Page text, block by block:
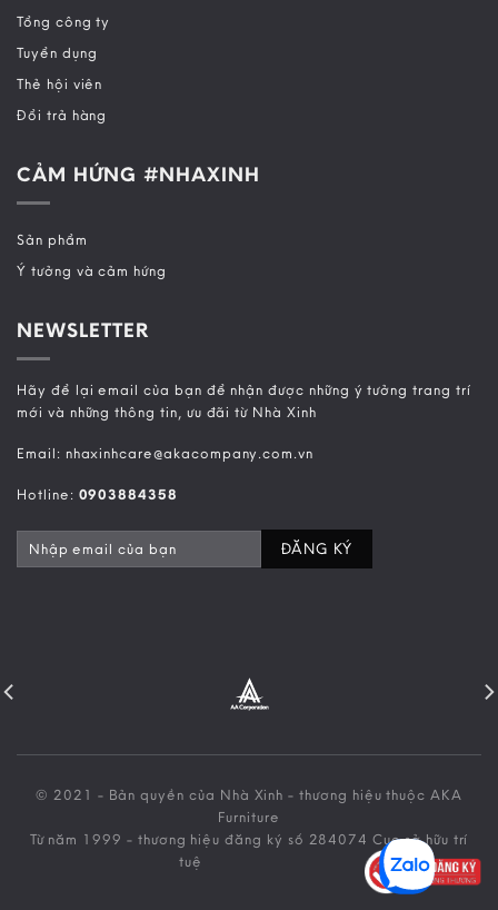
Tổng công ty
Tuyển dụng
Thẻ hội viên
Đổi trả hàng
CẢM HỨNG #NHAXINH
Sản phẩm
Ý tưởng và cảm hứng
NEWSLETTER
Hãy để lại email của bạn để nhận được những ý tưởng trang trí
mới và những thông tin, ưu đãi từ Nhà Xinh
Email: nhaxinhcare@akacompany.com.vn
Hotline: 0903884358
© 2021 - Bản quyền của Nhà Xinh - thương hiệu thuộc AKA
Furniture
Từ năm 1999 - thương hiệu đăng ký số 284074 Cục sở hữu trí
tuệ